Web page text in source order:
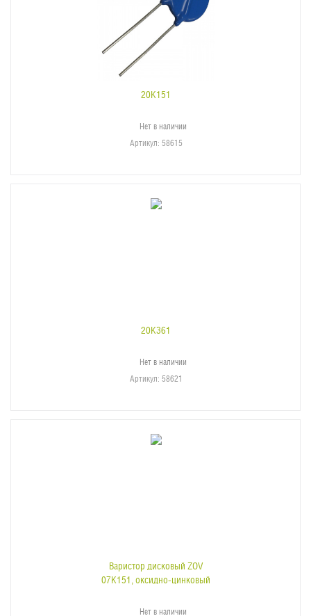
20K151
Нет в наличии
Артикул: 58615
20K361
Нет в наличии
Артикул: 58621
Варистор дисковый ZOV
07K151, оксидно-цинковый
Нет в наличии